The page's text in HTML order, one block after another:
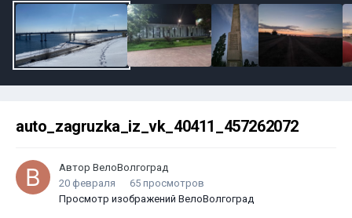
auto_zagruzka_iz_vk_40411_457262072
Автор ВелоВолгоград
20 февраля
65 просмотров
Просмотр изображений ВелоВолгоград